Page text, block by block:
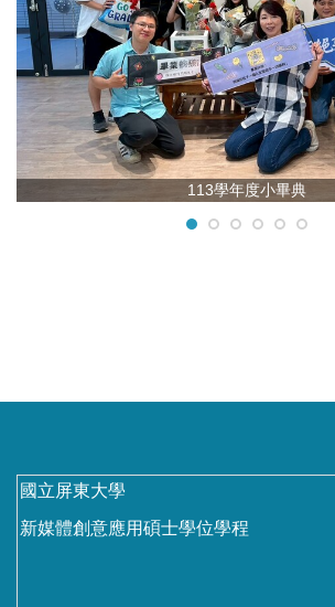
113學年度小畢典
國立屏東大學
新媒體創意應用碩士學位學程